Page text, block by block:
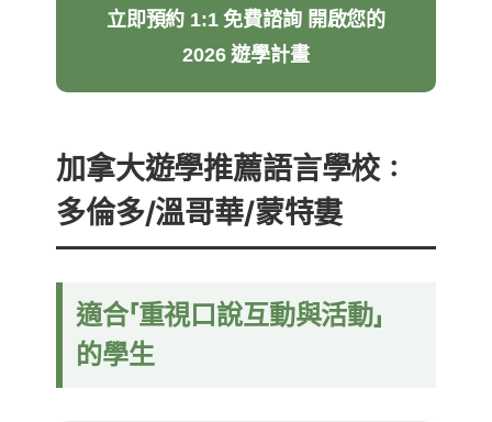
立即預約 1:1 免費諮詢 開啟您的
2026 遊學計畫
加拿大遊學推薦語言學校：
多倫多/溫哥華/蒙特婁
適合「重視口說互動與活動」
的學生